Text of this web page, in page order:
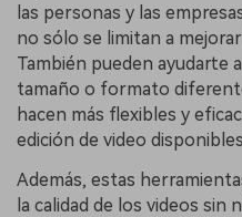
las personas y las
no sólo se limitan a
También pueden ayudarte
tamaño o formato
hacen más flexibles y
edición de video
Además, estas
la calidad de los videos sin